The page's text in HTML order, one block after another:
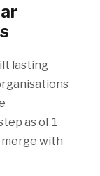
lasting
as of 1
merge with